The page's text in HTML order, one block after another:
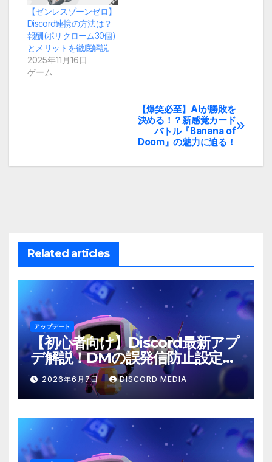
【ゼンレスゾーンゼロ】
Discord連携の方法は？
報酬(ポリクローム30個)
とメリットを徹底解説
2025年11月16日
ゲーム
ナ
ー
シ
ョ
ン
【爆笑必至】AIが勝敗を
決める！？新感覚カード
バトル『Banana of
Doom』の魅力に迫る！
Related articles
アップデート
【初心者向け】Discord最新アプ
デ解説！DMの誤発信防止設定と
は？
2026年6月7日 DISCORD MEDIA